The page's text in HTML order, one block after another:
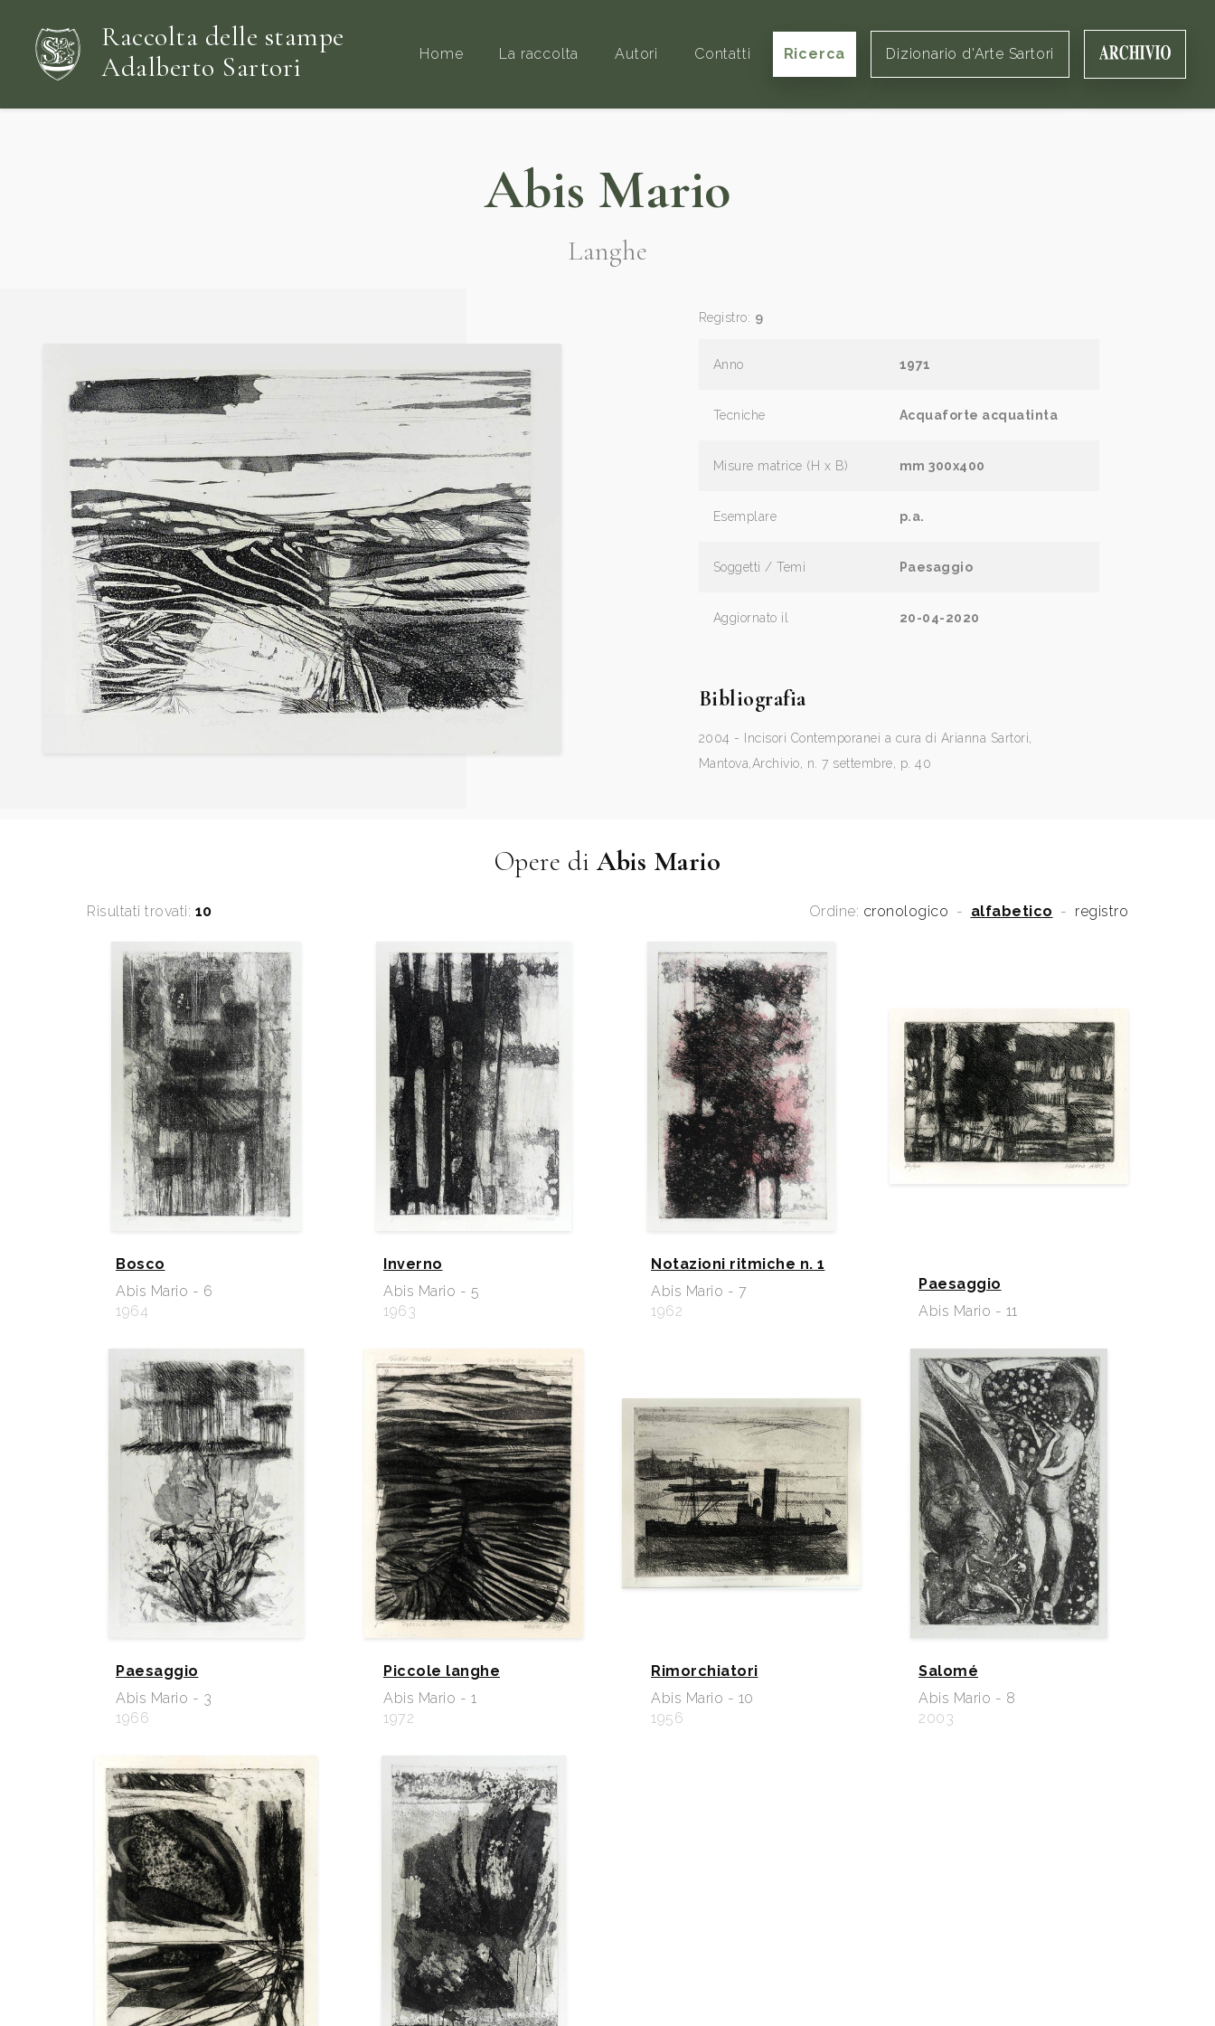
Raccolta delle stampe
Adalberto Sartori
Home La raccolta Autori Contatti Ricerca Dizionario d'Arte Sartori
Abis Mario
Langhe
Registro: 9
Anno 1971
Tecniche Acquaforte acquatinta
Misure matrice (H x B) mm 300x400
Esemplare p.a.
Soggetti / Temi Paesaggio
Aggiornato il 20-04-2020
Bibliografia
2004 - Incisori Contemporanei a cura di Arianna Sartori,
Mantova,Archivio, n. 7 settembre, p. 40
Opere diAbis Mario
Risultati trovati: 10 Ordine: cronologico - alfabetico - registro
Bosco
Abis Mario - 6
1964
Inverno
Abis Mario - 5
1963
Notazioni ritmiche n. 1
Abis Mario - 7
1962
Paesaggio
Abis Mario - 11
Paesaggio
Abis Mario - 3
1966
Piccole langhe
Abis Mario - 1
1972
Rimorchiatori
Abis Mario - 10
1956
Salomé
Abis Mario - 8
2003